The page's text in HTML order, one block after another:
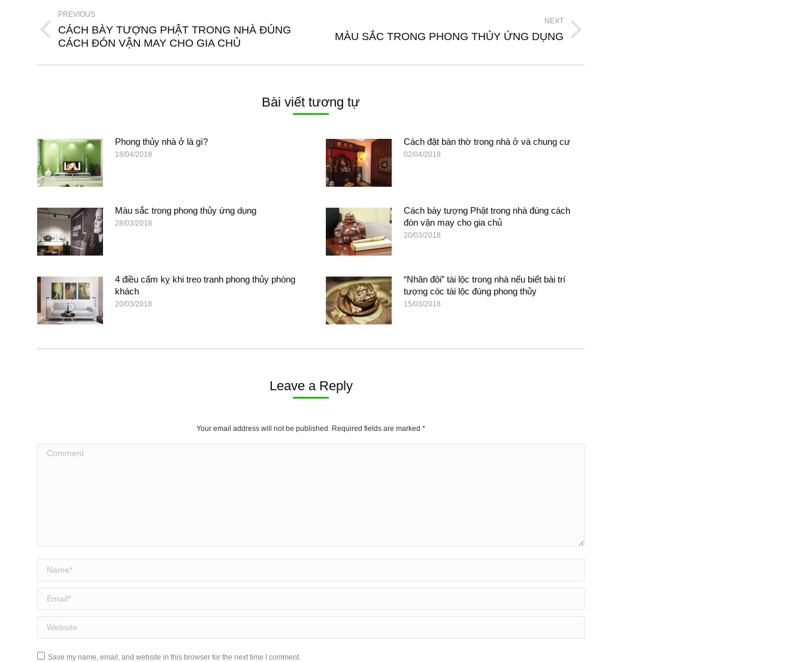
navigation
PREVIOUS
Previous
post:
CÁCH BÀY TƯỢNG PHẬT TRONG NHÀ ĐÚNG
CÁCH ĐÓN VẬN MAY CHO GIA CHỦ
NEXT
Next
MÀU SẮC TRONG PHONG THỦY ỨNG DỤNG
Bài viết tương tự
Phong thủy nhà ở là gì?
18/04/2018
Cách đặt bàn thờ trong nhà ở và chung cư
02/04/2018
Màu sắc trong phong thủy ứng dụng
28/03/2018
Cách bày tượng Phật trong nhà đúng cách
đón vận may cho gia chủ
20/03/2018
4 điều cấm kỵ khi treo tranh phong thủy phòng
khách
20/03/2018
“Nhân đôi” tài lộc trong nhà nếu biết bài trí
tượng cóc tài lộc đúng phong thủy
15/03/2018
Leave a Reply
Your email address will not be published. Required fields are marked*
Comment
Save my name, email, and website in this browser for the next time I comment.